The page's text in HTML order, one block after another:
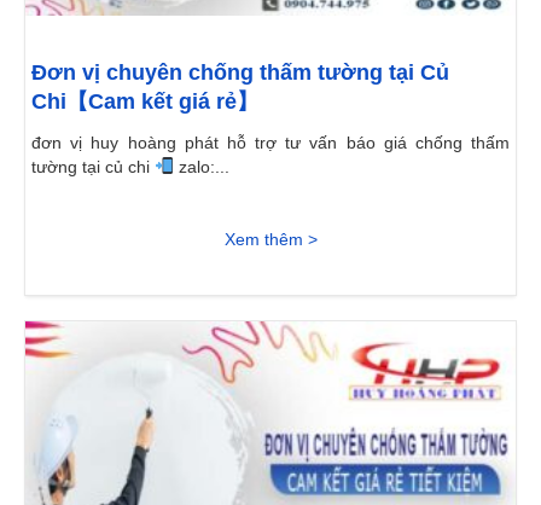
Đơn vị chuyên chống thấm tường tại Củ
Chi【Cam kết giá rẻ】
đơn vị huy hoàng phát hỗ trợ tư vấn báo giá chống thấm
tường tại củ chi
zalo:...
Xem thêm >